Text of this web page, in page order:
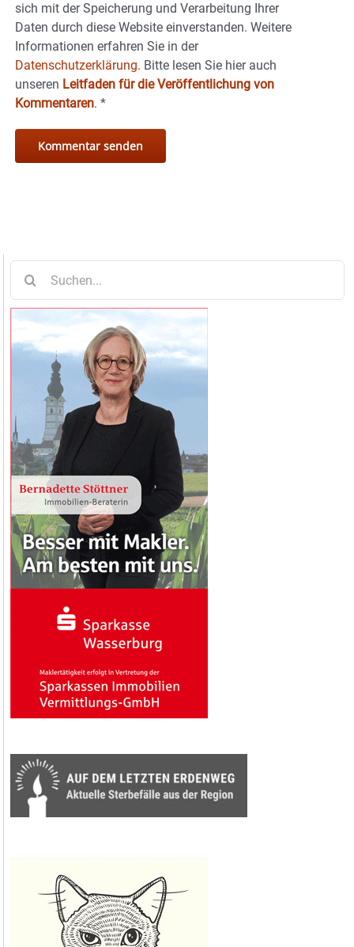
sich mit der Speicherung und Verarbeitung Ihrer
Daten durch diese Website einverstanden. Weitere
Informationen erfahren Sie in der
Datenschutzerklärung. Bitte lesen Sie hier auch
unseren Leitfaden für die Veröffentlichung von
Kommentaren. *
nach: